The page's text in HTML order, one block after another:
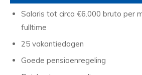
Salaris tot circa €6.000 bruto per
fulltime
25 vakantiedagen
Goede pensioenregeling